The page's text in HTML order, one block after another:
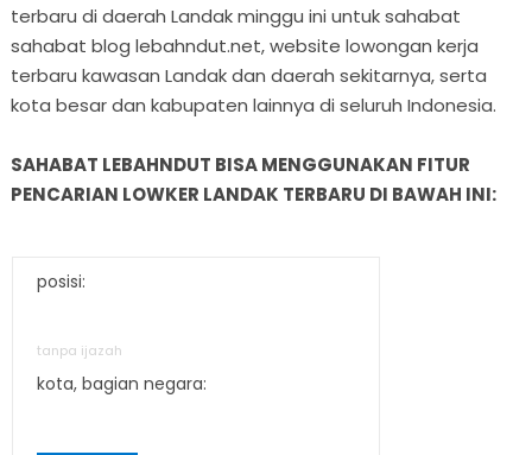
terbaru di daerah Landak minggu ini untuk sahabat
sahabat blog lebahndut.net, website lowongan kerja
terbaru kawasan Landak dan daerah sekitarnya, serta
kota besar dan kabupaten lainnya di seluruh Indonesia.
SAHABAT LEBAHNDUT BISA MENGGUNAKAN FITUR
PENCARIAN LOWKER LANDAK TERBARU DI BAWAH INI:
posisi:
tanpa ijazah
kota, bagian negara: